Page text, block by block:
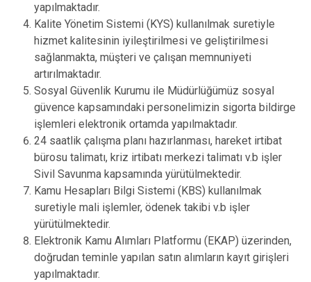
yapılmaktadır.
Kalite Yönetim Sistemi (KYS) kullanılmak suretiyle
hizmet kalitesinin iyileştirilmesi ve geliştirilmesi
sağlanmakta, müşteri ve çalışan memnuniyeti
artırılmaktadır.
Sosyal Güvenlik Kurumu ile Müdürlüğümüz sosyal
güvence kapsamındaki personelimizin sigorta bildirge
işlemleri elektronik ortamda yapılmaktadır.
24 saatlik çalışma planı hazırlanması, hareket irtibat
bürosu talimatı, kriz irtibatı merkezi talimatı v.b işler
Sivil Savunma kapsamında yürütülmektedir.
Kamu Hesapları Bilgi Sistemi (KBS) kullanılmak
suretiyle mali işlemler, ödenek takibi v.b işler
yürütülmektedir.
Elektronik Kamu Alımları Platformu (EKAP) üzerinden,
doğrudan teminle yapılan satın alımların kayıt girişleri
yapılmaktadır.